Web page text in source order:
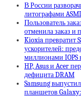
В России
литографами
Пользователь
отменила заказ и
Kioxia превратит
ускорителей:
миллионами IOPS
HP, Asus и Acer
дефицита DRAM
Samsung
планшетов